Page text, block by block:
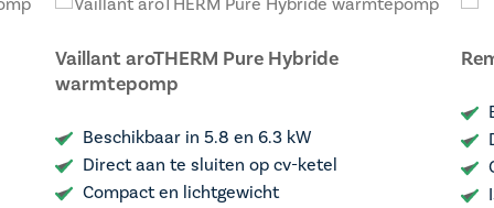
Vaillant aroTHERM Pure Hybride
warmtepomp
Beschikbaar in 5.8 en 6.3 kW
Direct aan te sluiten op cv-ketel
Compact en lichtgewicht